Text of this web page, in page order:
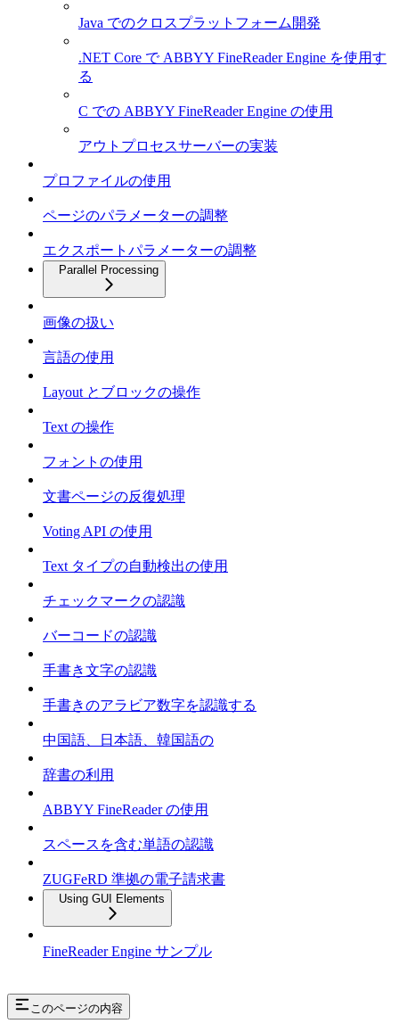
Java でのクロスプラットフォーム開発
.NET Core で ABBYY FineReader Engine を使用す
る
C での ABBYY FineReader Engine の使用
アウトプロセスサーバーの実装
プロファイルの使用
ページのパラメーターの調整
エクスポートパラメーターの調整
Parallel Processing
画像の扱い
言語の使用
Layout とブロックの操作
Text の操作
フォントの使用
文書ページの反復処理
Voting API の使用
Text タイプの自動検出の使用
チェックマークの認識
バーコードの認識
手書き文字の認識
手書きのアラビア数字を認識する
中国語、日本語、韓国語の
辞書の利用
ABBYY FineReader の使用
スペースを含む単語の認識
ZUGFeRD 準拠の電子請求書
Using GUI Elements
FineReader Engine サンプル
このページの内容